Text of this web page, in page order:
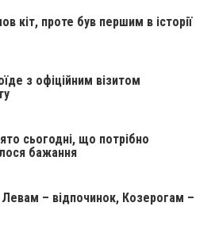
кіт, проте був першим в історії
з офіційним візитом
сьогодні, що потрібно
бажання
Левам – відпочинок, Козерогам –